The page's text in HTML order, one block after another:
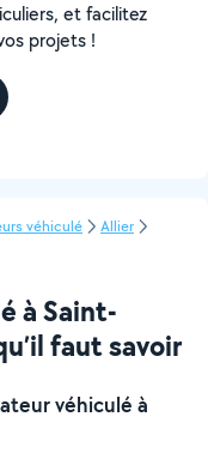
et facilitez
projets !
véhiculé
Allier
à Saint-
faut savoir
véhiculé à